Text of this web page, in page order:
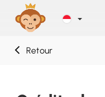
Blog
Retour